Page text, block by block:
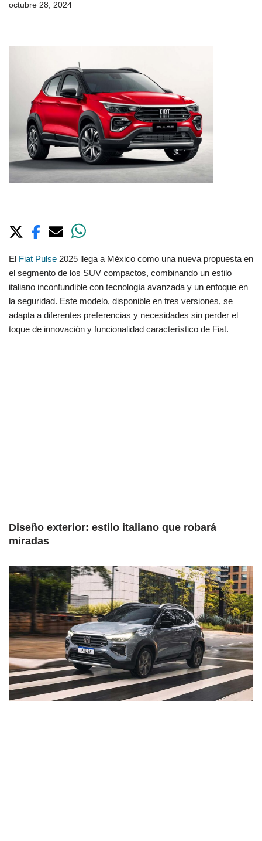
octubre 28, 2024
El Fiat Pulse 2025 llega a México como una nueva propuesta en
el segmento de los SUV compactos, combinando un estilo
italiano inconfundible con tecnología avanzada y un enfoque en
la seguridad. Este modelo, disponible en tres versiones, se
adapta a diferentes preferencias y necesidades sin perder el
toque de innovación y funcionalidad característico de Fiat.
Diseño exterior: estilo italiano que robará
miradas